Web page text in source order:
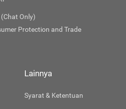
Only)
Protection and Trade
Lainnya
Syarat & Ketentuan